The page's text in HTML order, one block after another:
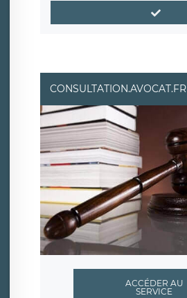
CONSULTATION.AVOCAT.FR
ACCÉDER AU
SERVICE